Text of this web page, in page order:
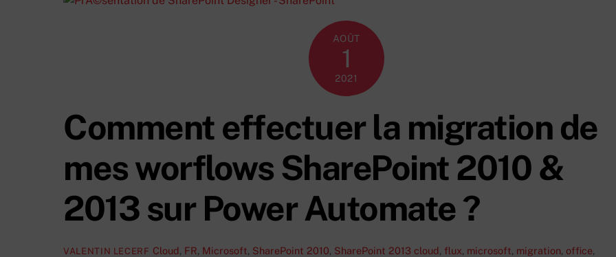
AOÛT
1
2021
Comment effectuer la migration de
mes worflows SharePoint 2010 &
2013 sur Power Automate ?
VALENTIN LECERF Cloud, FR, Microsoft, SharePoint 2010, SharePoint 2013 cloud, flux, microsoft, migration, office,